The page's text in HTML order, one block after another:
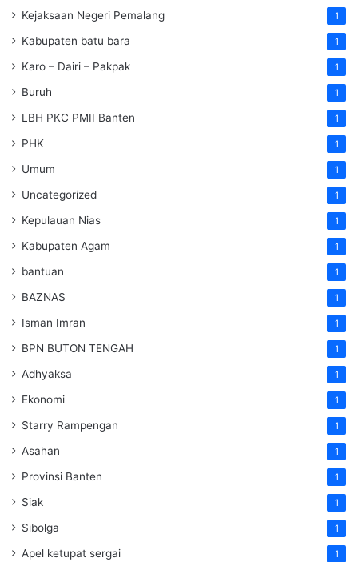
Kejaksaan Negeri Pemalang 1
Kabupaten batu bara 1
Karo – Dairi – Pakpak 1
Buruh 1
LBH PKC PMII Banten 1
PHK 1
Umum 1
Uncategorized 1
Kepulauan Nias 1
Kabupaten Agam 1
bantuan 1
BAZNAS 1
Isman Imran 1
BPN BUTON TENGAH 1
Adhyaksa 1
Ekonomi 1
Starry Rampengan 1
Asahan 1
Provinsi Banten 1
Siak 1
Sibolga 1
Apel ketupat sergai 1